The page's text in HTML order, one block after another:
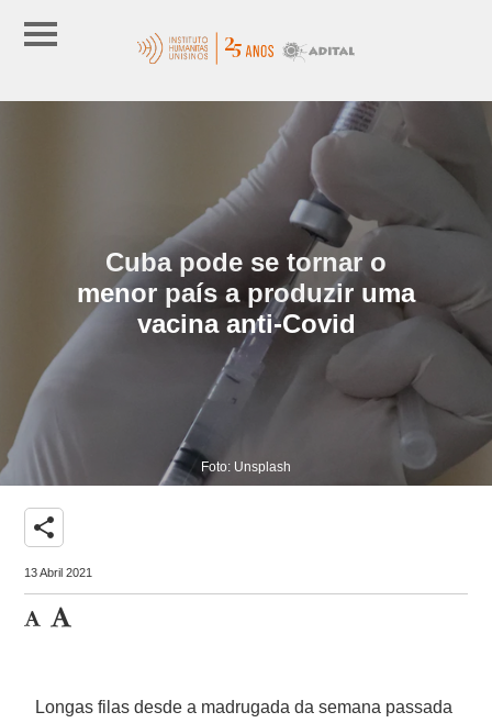
Cuba pode se tornar o
menor país a produzir uma
vacina anti-Covid
Foto: Unsplash
share
13 Abril 2021
Longas filas desde a madrugada da semana passada